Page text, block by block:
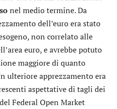
nel medio termine. Da
dell’euro era stato
non correlato alle
euro, e avrebbe potuto
maggiore di quanto
ulteriore apprezzamento era
aspettative di tagli dei
Federal Open Market